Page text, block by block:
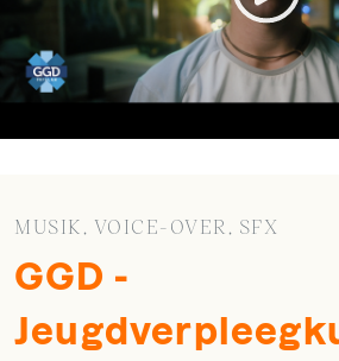
MUSIK, VOICE-OVER, SFX
GGD -